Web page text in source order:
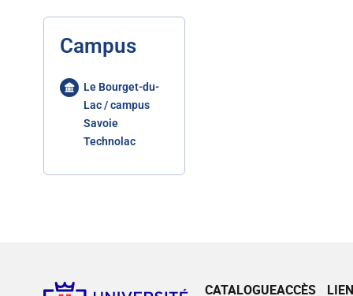
Campus
Le Bourget-du-
Lac / campus
Savoie
Technolac
CATALOGUEACCÈS